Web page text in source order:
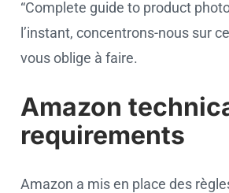
“Complete guide to product
l’instant, concentrons-nous sur
vous oblige à faire.
Amazon
requirements
Amazon a mis en place des